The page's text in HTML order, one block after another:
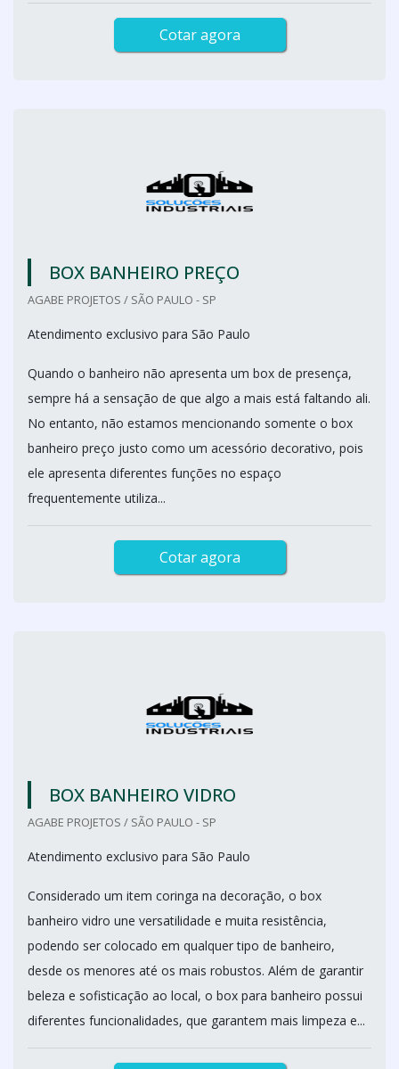
Cotar agora
BOX BANHEIRO PREÇO
AGABE PROJETOS / SÃO PAULO - SP
Atendimento exclusivo para São Paulo
Quando o banheiro não apresenta um box de presença,
sempre há a sensação de que algo a mais está faltando ali.
No entanto, não estamos mencionando somente o box
banheiro preço justo como um acessório decorativo, pois
ele apresenta diferentes funções no espaço
frequentemente utiliza...
Cotar agora
BOX BANHEIRO VIDRO
AGABE PROJETOS / SÃO PAULO - SP
Atendimento exclusivo para São Paulo
Considerado um item coringa na decoração, o box
banheiro vidro une versatilidade e muita resistência,
podendo ser colocado em qualquer tipo de banheiro,
desde os menores até os mais robustos. Além de garantir
beleza e sofisticação ao local, o box para banheiro possui
diferentes funcionalidades, que garantem mais limpeza e...